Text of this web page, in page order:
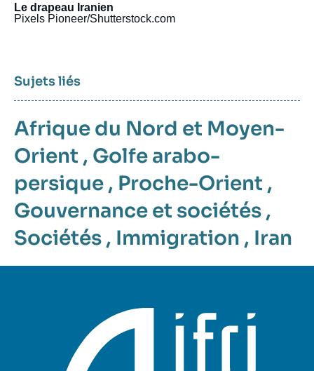
Le drapeau Iranien
Pixels Pioneer/Shutterstock.com
Sujets liés
Afrique du Nord et Moyen-
Orient , Golfe arabo-
persique , Proche-Orient ,
Gouvernance et sociétés ,
Sociétés , Immigration , Iran